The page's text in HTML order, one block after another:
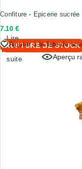
Confiture Epicerie sucrée
7.10 €
RUPTURE DE STOCK
Ajouter à la liste de
Aperçu
Lire
la
suite